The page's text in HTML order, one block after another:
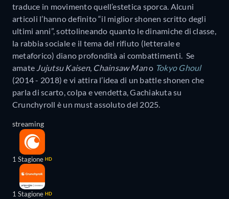
traduce in movimento quell’estetica sporca. Alcuni
articoli l’hanno definito “il miglior shonen scritto degli
ultimi anni”, sottolineando quanto le dinamiche di classe,
la rabbia sociale e il tema del rifiuto (letterale e
metaforico) diano profondità ai combattimenti. Se
amate Jujutsu Kaisen, Chainsaw Mano Tokyo Ghoul
(2014 - 2018) e vi attira l’idea di un battle shonen che
parla di scarto, colpa e vendetta, Gachiakuta su
Crunchyroll è un must assoluto del 2025.
streaming
1 Stagione HD
1 Stagione HD